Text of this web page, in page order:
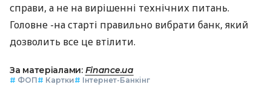
справи, а не на вирішенні технічних питань.
Головне -на старті правильно вибрати банк, який
дозволить все це втілити.
За матеріалами: Finance.ua
# ФОП# Картки# Інтернет-Банкінг